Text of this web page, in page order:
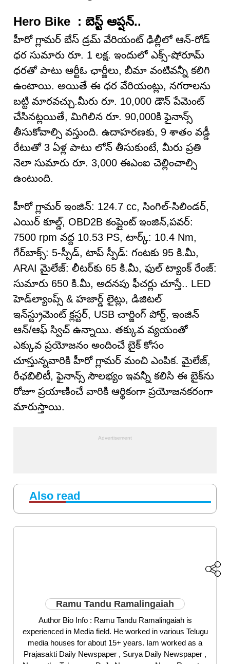
Hero Bike : బెస్ట్ ఆప్ష‌న్..
హీరో గ్లామర్ బేస్ డ్రమ్ వేరియంట్ ఢిల్లీలో ఆన్-రోడ్
ధర సుమారు రూ. 1 లక్ష. ఇందులో ఎక్స్-షోరూమ్
ధరతో పాటు ఆర్టీఓ ఛార్జీలు, బీమా వంటివన్నీ కలిగి
ఉంటాయి. అయితే ఈ ధర వేరియంట్లు, నగరాలను
బట్టి మారవచ్చు.మీరు రూ. 10,000 డౌన్ పేమెంట్
చేసినట్లయితే, మిగిలిన రూ. 90,000కి ఫైనాన్స్
తీసుకోవాల్సి వస్తుంది. ఉదాహరణకు, 9 శాతం వడ్డీ
రేటుతో 3 ఏళ్ల పాటు లోన్ తీసుకుంటే, మీరు ప్రతి
నెలా సుమారు రూ. 3,000 ఈఎంఐ చెల్లించాల్సి
ఉంటుంది.
హీరో గ్లామర్ ఇంజిన్: 124.7 cc, సింగిల్-సిలిండర్,
ఎయిర్ కూల్డ్, OBD2B కంప్లైంట్ ఇంజిన్,పవర్:
7500 rpm వద్ద 10.53 PS, టార్క్: 10.4 Nm,
గేర్‌బాక్స్: 5-స్పీడ్, టాప్ స్పీడ్: గంటకు 95 కి.మీ,
ARAI మైలేజ్: లీటర్‌కు 65 కి.మీ, ఫుల్ ట్యాంక్ రేంజ్:
సుమారు 650 కి.మీ, అదనపు ఫీచర్లు చూస్తే.. LED
హెడ్‌ల్యాంప్స్ & హజార్డ్ లైట్లు, డిజిటల్
ఇన్‌స్ట్రుమెంట్ క్లస్టర్, USB చార్జింగ్ పోర్ట్, ఇంజిన్
ఆన్/ఆఫ్ స్విచ్ ఉన్నాయి. తక్కువ వ్యయంతో
ఎక్కువ ప్రయోజనం అందించే బైక్ కోసం
చూస్తున్నవారికి హీరో గ్లామర్ మంచి ఎంపిక. మైలేజ్,
రీఛబిలిటీ, ఫైనాన్స్ సౌలభ్యం ఇవన్నీ కలిసి ఈ బైక్‌ను
రోజూ ప్రయాణించే వారికి ఆర్థికంగా ప్రయోజనకరంగా
మారుస్తాయి.
Also read
Ramu Tandu Ramalingaiah
Author Bio Info : Ramu Tandu Ramalingaiah is
experienced in Media field. He worked in various Telugu
media houses for about 15+ years. Iam worked as a
Prajasakti Daily Newspaper , Surya Daily Newspaper ,